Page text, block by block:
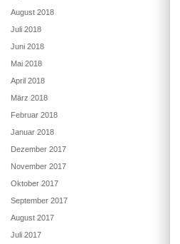
August 2018
Juli 2018
Juni 2018
Mai 2018
April 2018
März 2018
Februar 2018
Januar 2018
Dezember 2017
November 2017
Oktober 2017
September 2017
August 2017
Juli 2017